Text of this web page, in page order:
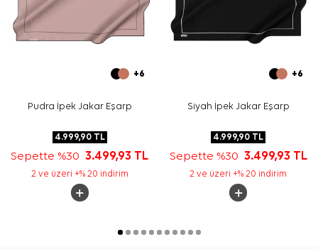
+6
Pudra İpek Jakar Eşarp
4.999,90TL
Sepette %303.499,93 TL
2 ve üzeri +% 20 indirim
+6
Siyah İpek Jakar Eşarp
4.999,90 TL
Sepette %30 3.499,93 TL
2 ve üzeri +% 20 indirim